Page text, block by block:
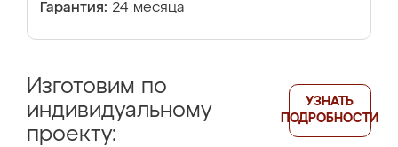
Гарантия: 24 месяца
Изготовим по
индивидуальному
проекту:
УЗНАТЬ
ПОДРОБНОСТИ